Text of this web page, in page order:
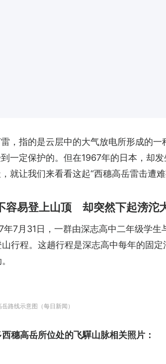
，指的是云层中的大气放电所形成的
一定保护的。但在1967年的日本，却
就让我们来看看这起“西穗高岳雷击遭难
容易登上山顶 却突然下起滂沱
年7月31日，一群由深志高中二年级学
行程。这趟行程是深志高中每年的固
路线示意图（每日新闻）
穗高岳所位处的飞驒山脉相关照片：